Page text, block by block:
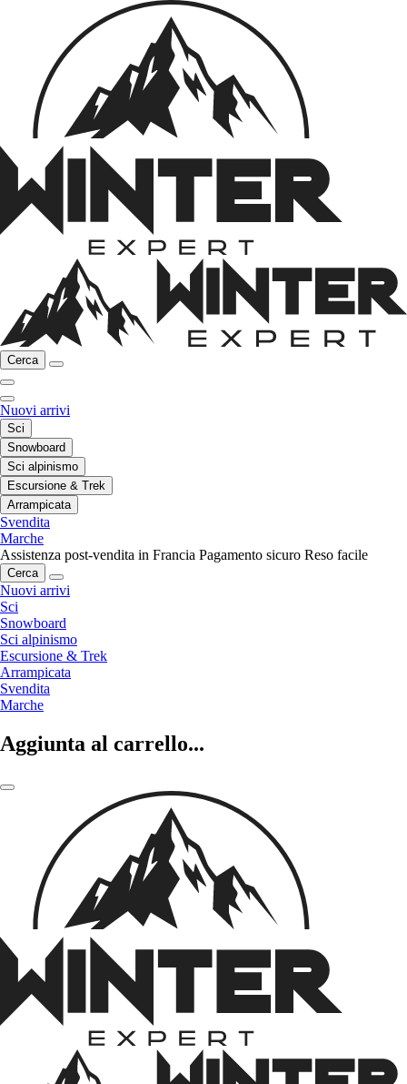
Cerca
Nuovi arrivi
Sci
Snowboard
Sci alpinismo
Escursione & Trek
Arrampicata
Svendita
Marche
Assistenza post-vendita in Francia Pagamento sicuro Reso facile
Cerca
Nuovi arrivi
Sci
Snowboard
Sci alpinismo
Escursione & Trek
Arrampicata
Svendita
Marche
Aggiunta al carrello...